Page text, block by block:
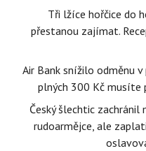
Tři lžíce hořčice do
přestanou zajímat.
Air Bank snížilo odměnu
plných 300 Kč
Český šlechtic
rudoarmějce, ale